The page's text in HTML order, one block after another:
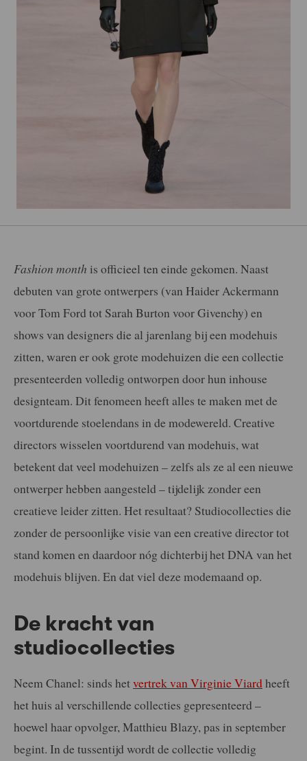
Fashion month is officieel ten einde gekomen. Naast
debuten van grote ontwerpers (van Haider Ackermann
voor Tom Ford tot Sarah Burton voor Givenchy) en
shows van designers die al jarenlang bij een modehuis
zitten, waren er ook grote modehuizen die een collectie
presenteerden volledig ontworpen door hun inhouse
designteam. Dit fenomeen heeft alles te maken met de
voortdurende stoelendans in de modewereld. Creative
directors wisselen voortdurend van modehuis, wat
betekent dat veel modehuizen – zelfs als ze al een nieuwe
ontwerper hebben aangesteld – tijdelijk zonder een
creatieve leider zitten. Het resultaat? Studiocollecties die
zonder de persoonlijke visie van een creative director tot
stand komen en daardoor nóg dichterbij het DNA van het
modehuis blijven. En dat viel deze modemaand op.
De kracht van
studiocollecties
Neem Chanel: sinds hetvertrek van Virginie Viardheeft
het huis al verschillende collecties gepresenteerd –
hoewel haar opvolger, Matthieu Blazy, pas in september
begint. In de tussentijd wordt de collectie volledig